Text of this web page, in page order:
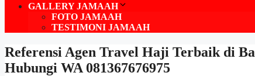
GALLERY JAMAAH
FOTO JAMAAH
TESTIMONI JAMAAH
Referensi Agen Travel Haji Terbaik di
Hubungi WA 081367676975